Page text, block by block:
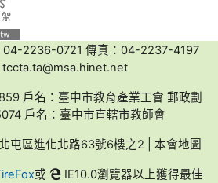
2236-0721 傳真：04-2237-4197
tccta.ta@msa.hinet.net
戶名：臺中市教育產業工會 郵政劃
戶名：臺中市直轄市教師會
屯區進化北路63號6樓之2 | 本會地圖
或
IE10.0瀏覽器以上獲得最佳